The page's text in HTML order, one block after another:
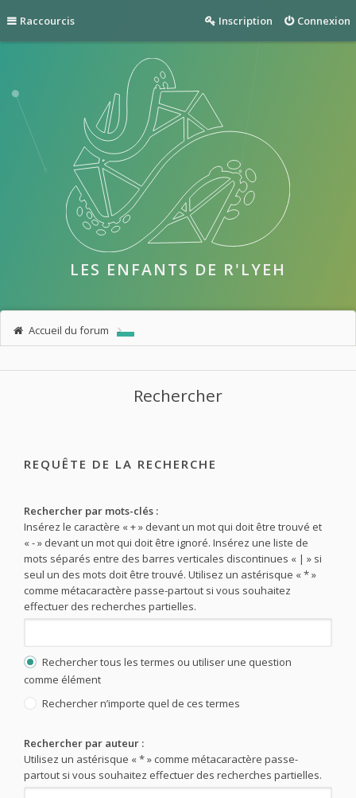
Raccourcis Connexion
Inscription
LES ENFANTS DE R'LYEH
Accueil du forum
Rechercher
REQUÊTE DE LA RECHERCHE
Rechercher par mots-clés :
Insérez le caractère « + » devant un mot qui doit être trouvé et
« - » devant un mot qui doit être ignoré. Insérez une liste de
mots séparés entre des barres verticales discontinues « | » si
seul un des mots doit être trouvé. Utilisez un astérisque « * »
comme métacaractère passe-partout si vous souhaitez
effectuer des recherches partielles.
Rechercher tous les termes ou utiliser une question
comme élément
Rechercher n’importe quel de ces termes
Rechercher par auteur :
Utilisez un astérisque « * » comme métacaractère passe-
partout si vous souhaitez effectuer des recherches partielles.